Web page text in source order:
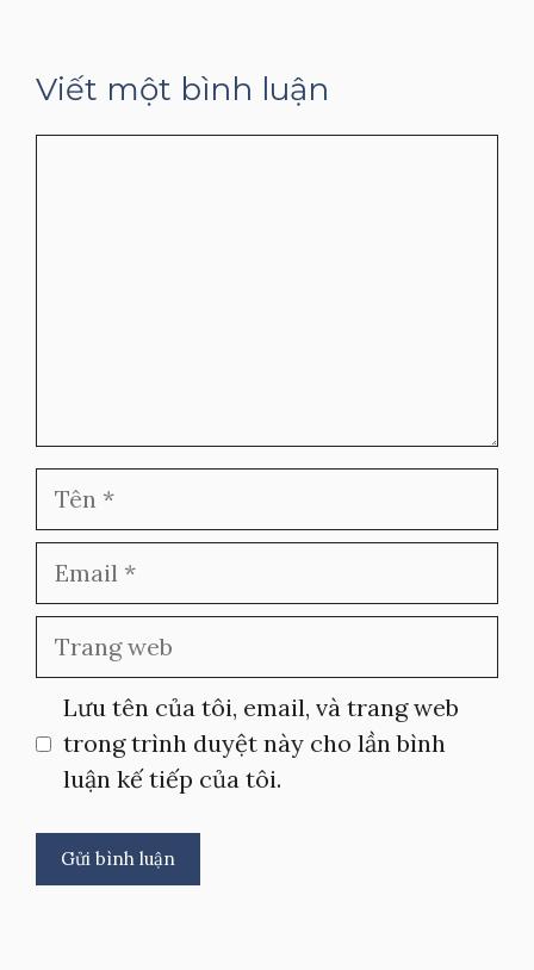
Viết một bình luận
Tên
Email
Trang
Lưu tên của tôi, email, và trang web
trong trình duyệt này cho lần bình
luận kế tiếp của tôi.